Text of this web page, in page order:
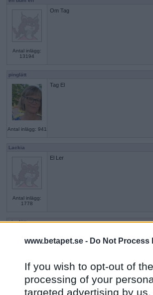
www.betapet.se - Do Not Process
If you wish to opt-out of
processing of your
targeted advertising by
Antal inlägg:
13194
Om Tag
pinglätt
Antal inlägg: 941
Tag El
Lackia
Antal inlägg:
1778
El Ler
pinglätt
Antal inlägg: 941